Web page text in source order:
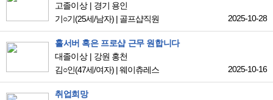
고졸이상
경기 용인
기○기(25세/남자) | 골프샵직원 2025-10-28
홀서버 혹은 프로샵 근무 원합니다
대졸이상
강원 홍천
김○인(47세/여자) |웨이츄레스 2025-10-16
취업희망